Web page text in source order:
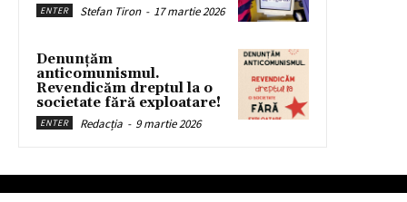
ENTER Stefan Tiron - 17 martie 2026
Denunțăm
anticomunismul.
Revendicăm dreptul la o
societate fără exploatare!
ENTER Redacția - 9 martie 2026